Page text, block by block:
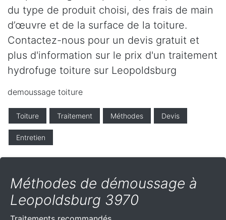
du type de produit choisi, des frais de main
d’œuvre et de la surface de la toiture.
Contactez-nous pour un devis gratuit et
plus d'information sur le prix d'un traitement
hydrofuge toiture sur Leopoldsburg
demoussage toiture
Toiture Traitement Méthodes Devis
Entretien
Méthodes de démoussage à
Leopoldsburg 3970